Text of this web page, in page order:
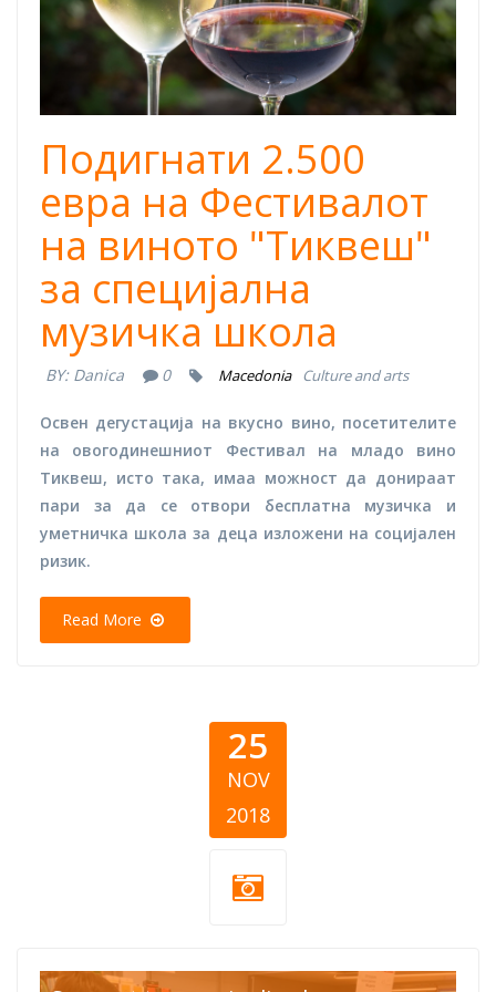
Подигнати 2.500
евра на Фестивалот
на виното "Тиквеш"
за специјална
музичка школа
BY: Danica 0 Macedonia Culture and arts
Освен дегустација на вкусно вино, посетителите
на овогодинешниот Фестивал на младо вино
Тиквеш, исто така, имаа можност да донираат
пари за да се отвори бесплатна музичка и
уметничка школа за деца изложени на социјален
ризик.
Read More
25
NOV
2018